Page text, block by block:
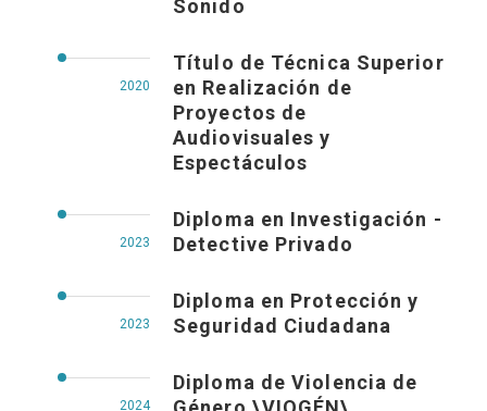
Sonido
2020
Título de Técnica Superior
en Realización de
Proyectos de
Audiovisuales y
Espectáculos
2023
Diploma en Investigación -
Detective Privado
2023
Diploma en Protección y
Seguridad Ciudadana
2024
Diploma de Violencia de